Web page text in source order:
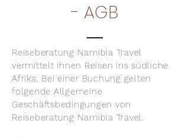
- AGB
Reiseberatung Namibia Travel
vermittelt Ihnen Reisen ins südliche
Afrika. Bei einer Buchung gelten
folgende Allgemeine
Geschäftsbedingungen von
Reiseberatung Namibia Travel.